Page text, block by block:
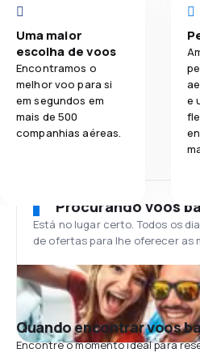
Uma maior
escolha de voos
Encontramos o
melhor voo para si
em segundos em
mais de 500
companhias aéreas.
e
Procurando voos
Está no lugar certo. Todos os
de ofertas para lhe oferecer as
Quando encontrar voos
Encontre o momento ideal para